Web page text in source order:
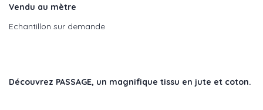
Vendu au mètre
Echantillon sur demande
Découvrez PASSAGE, un magnifique tissu en jute et coton.